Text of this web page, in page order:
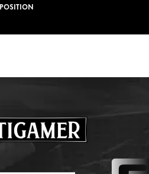
POSITION